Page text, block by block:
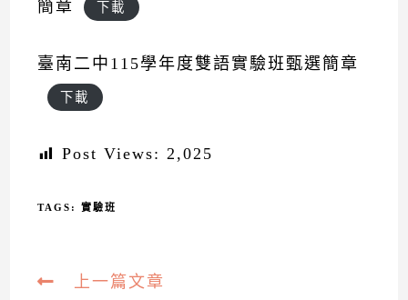
簡章 下載
臺南二中115學年度雙語實驗班甄選簡章
下載
Post Views: 2,025
TAGS:實驗班
Read上一篇文章